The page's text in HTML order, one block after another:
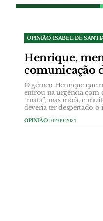
OPINIÃO: ISABEL DE
Henrique,
comunicação
O gémeo Henrique que
entrou na urgência com
“mata”, mas moía, e
deveria ter despertado o
OPINIÃO| 02-09-2021